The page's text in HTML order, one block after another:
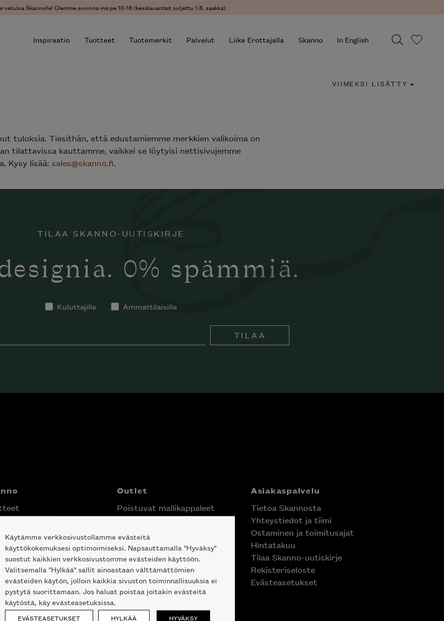
Skannolle! Olemme avoinna ma-pe 10-18 (kesälauantait suljettu 1.8. saakka).
Inspiraatio Tuotteet Tuotemerkit Palvelut Liike Erottajalla Skanno In English
VIIMEKSI LISÄTTY
tuloksia. Tiesithän, että edustamiemme merkkien valikoima on
tilattavissa kauttamme, vaikkei se löytyisi nettisivujemme
Kysy lisää: sales@skanno.fi.
TILAA SKANNO-UUTISKIRJE
0% spämmiä.
Kuluttajille Ammattilaisille
TILAA
Helsingin keskustassa
Outlet
Poistuvat mallikappaleet
Asiakaspalvelu
Tietoa Skannosta
Yhteystiedot ja tiimi
Ostaminen ja toimitusajat
Hintatakuu
Tilaa Skanno-uutiskirje
Rekisteriseloste
Evästeasetukset
Käytämme verkkosivustollamme evästeitä
käyttökokemuksesi optimoimiseksi. Napsauttamalla "Hyväksy"
suostut kaikkien verkkosivustomme evästeiden käyttöön.
Valitsemalla "Hylkää" sallit ainoastaan välttämättömien
evästeiden käytön, jolloin kaikkia sivuston toiminnallisuuksia ei
pystytä suorittamaan. Jos haluat poistaa joitakin evästeitä
käytöstä, käy evästeasetuksissa.
EVÄSTEASETUKSET HYLKÄÄ HYVÄKSY